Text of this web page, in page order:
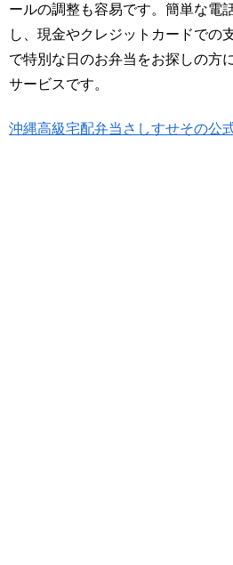
ールの調整も容易です。簡単な電
し、現金やクレジットカードでの
で特別な日のお弁当をお探しの方
サービスです。
沖縄高級宅配弁当さしすせその公